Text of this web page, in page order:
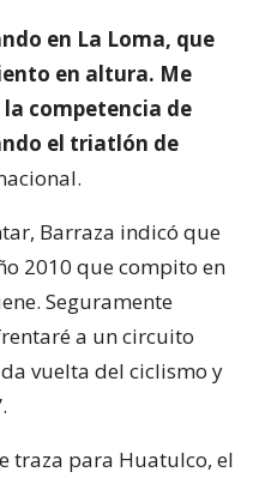
en La Loma, que
en altura. Me
la competencia de
el triatlón de
Barraza indicó que
2010 que compito en
Seguramente
a un circuito
vuelta del ciclismo y
traza para Huatulco, el